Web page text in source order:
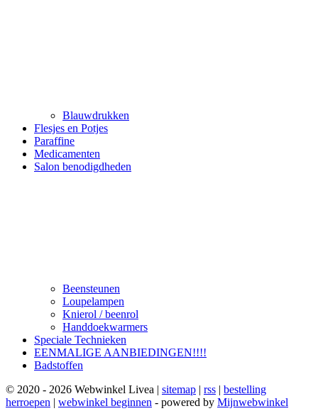
Blauwdrukken
Flesjes en Potjes
Paraffine
Medicamenten
Salon benodigdheden
Beensteunen
Loupelampen
Knierol / beenrol
Handdoekwarmers
Speciale Technieken
EENMALIGE AANBIEDINGEN!!!!
Badstoffen
© 2020 - 2026 Webwinkel Livea | sitemap | rss | bestelling
herroepen | webwinkel beginnen - powered by Mijnwebwinkel